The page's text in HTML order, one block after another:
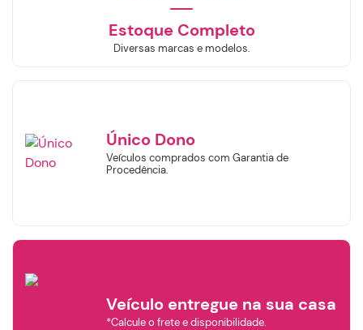
Estoque Completo
Diversas marcas e modelos.
Único Dono
Veículos comprados com Garantia de
Procedência.
Veículo entregue na sua casa
*Calcule o frete e disponibilidade.